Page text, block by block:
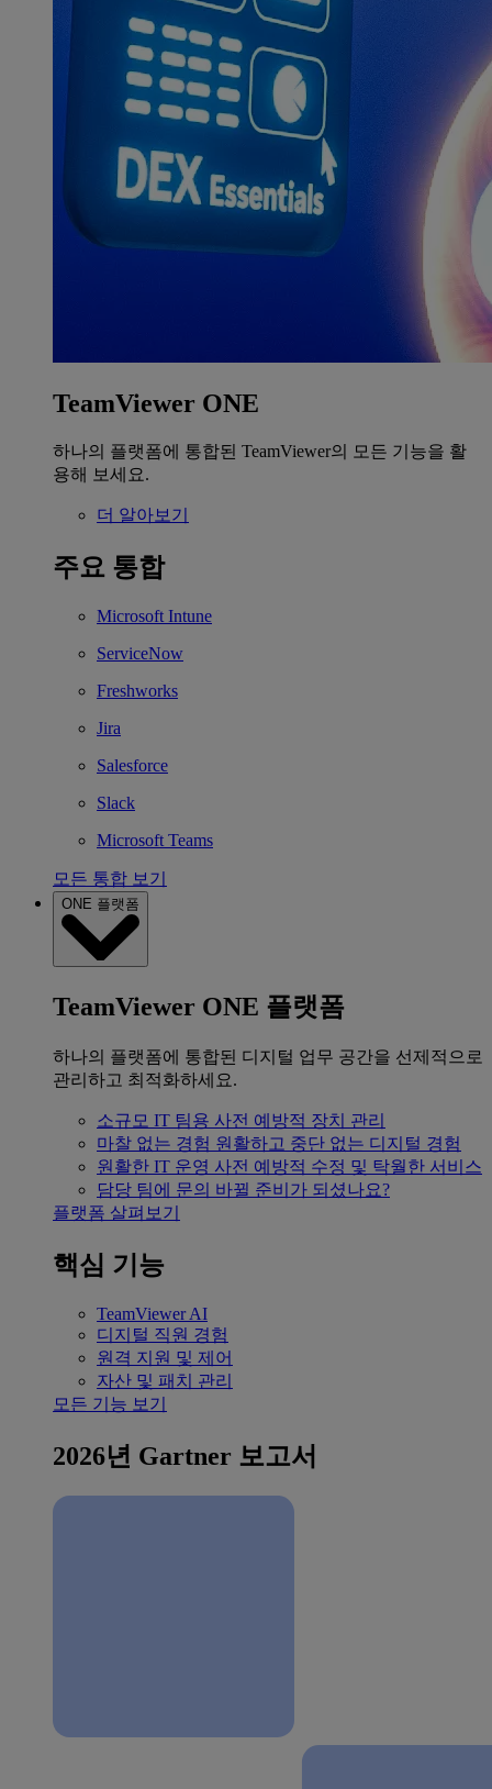
TeamViewer ONE
하나의 플랫폼에 통합된 TeamViewer의 모든 기능을 활
용해 보세요.
더 알아보기
주요 통합
Microsoft Intune
ServiceNow
Freshworks
Jira
Salesforce
Slack
Microsoft Teams
모든 통합 보기
ONE 플랫폼
TeamViewer ONE 플랫폼
하나의 플랫폼에 통합된 디지털 업무 공간을 선제적으로
관리하고 최적화하세요.
소규모 IT 팀용 사전 예방적 장치 관리
마찰 없는 경험 원활하고 중단 없는 디지털 경험
원활한 IT 운영 사전 예방적 수정 및 탁월한 서비스
담당 팀에 문의 바뀔 준비가 되셨나요?
플랫폼 살펴보기
핵심 기능
TeamViewer AI
디지털 직원 경험
원격 지원 및 제어
자산 및 패치 관리
모든 기능 보기
2026년 Gartner 보고서